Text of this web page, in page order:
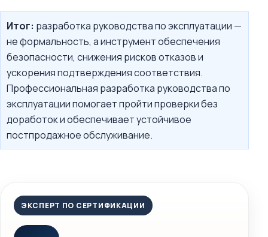
Итог: разработка руководства по эксплуатации —
не формальность, а инструмент обеспечения
безопасности, снижения рисков отказов и
ускорения подтверждения соответствия.
Профессиональная разработка руководства по
эксплуатации помогает пройти проверки без
доработок и обеспечивает устойчивое
постпродажное обслуживание.
ЭКСПЕРТ ПО СЕРТИФИКАЦИИ